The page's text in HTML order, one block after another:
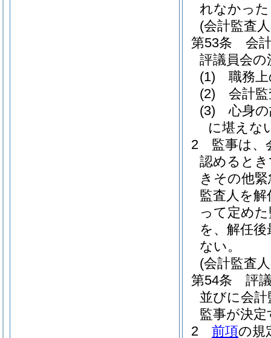
れなかっ
(会計監査
第53条
会
評議員会
(1)
職務
(2)
会計
(3)
心身
に堪えな
2
監事は、
認めると
きその他
監査人を
って定め
を、解任
ない。
(会計監査
第54条
評
並びに会
監事が決定
2
前項の規